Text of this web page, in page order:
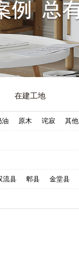
在建工地
油 原木 诧寂 其他
流县 郫县 金堂县